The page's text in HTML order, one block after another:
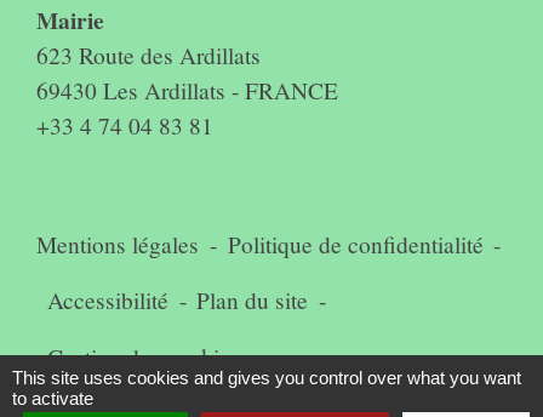
Mairie
623 Route des Ardillats
69430 Les Ardillats - FRANCE
+33 4 74 04 83 81
Mentions légales - Politique de confidentialité -
Accessibilité - Plan du site -
Gestion des cookies
This site uses cookies and gives you control over what you want
to activate